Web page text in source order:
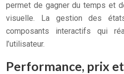
permet de gagner du temps et
visuelle. La gestion des
composants interactifs qui
l’utilisateur.
Performance, prix